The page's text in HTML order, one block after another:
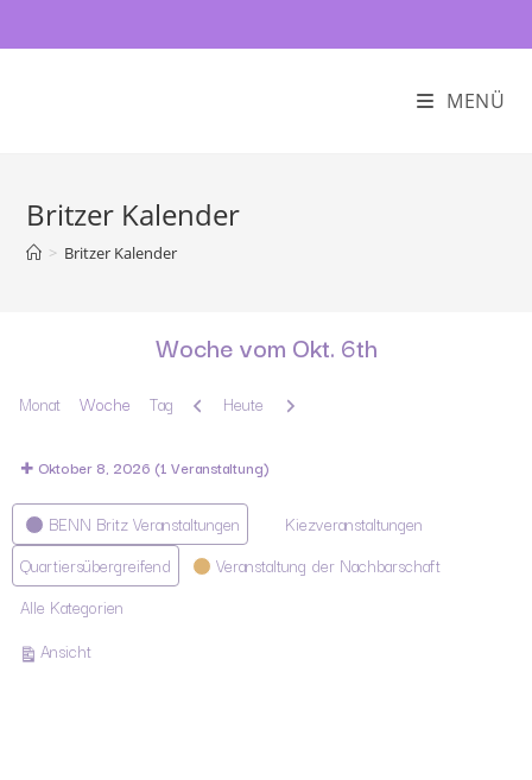
MENÜ
Britzer Kalender
> Britzer Kalender
Woche vom Okt. 6th
Monat Woche Tag Zurück
Heute Weiter
Oktober 8, 2026 (1 Veranstaltung)
Kategorien
BENN Britz Veranstaltungen
Kiezveranstaltungen
Quartiersübergreifend
Veranstaltung der Nachbarschaft
Alle Kategorien
Ansichtausdrucken